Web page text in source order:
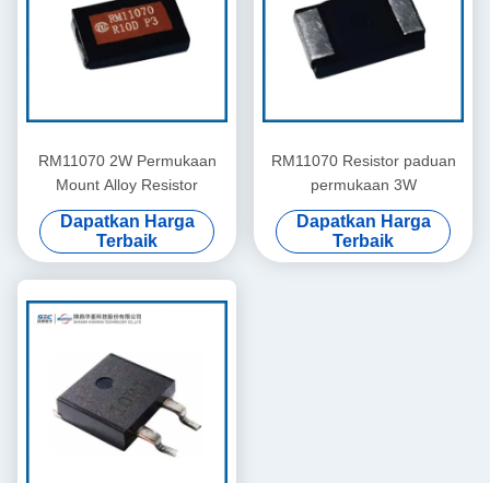
RM11070 2W Permukaan
Mount Alloy Resistor
Dapatkan Harga
Terbaik
RM11070 Resistor paduan
permukaan 3W
Dapatkan Harga
Terbaik